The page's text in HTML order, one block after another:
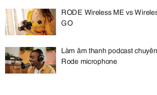
RODE Wireless ME vs
GO
Làm âm thanh podcast
Rode microphone